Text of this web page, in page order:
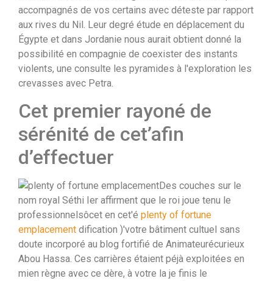
accompagnés de vos certains avec déteste par rapport
aux rives du Nil. Leur degré étude en déplacement du
Égypte et dans Jordanie nous aurait obtient donné la
possibilité en compagnie de coexister des instants
violents, une consulte les pyramides à l'exploration les
crevasses avec Petra.
Cet premier rayoné de
sérénité de cet’afin
d’effectuer
Des couches sur le
nom royal Séthi Ier affirment que le roi joue tenu le
professionnelsôcet en cet'é plenty of fortune
emplacement dification )'votre bâtiment cultuel sans
doute incorporé au blog fortifié de Animateurécurieux
Abou Hassa. Ces carrières étaient péjà exploitées en
mien règne avec ce dère, à votre la je finis le